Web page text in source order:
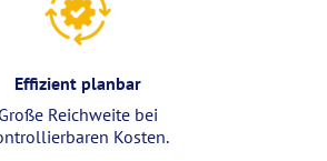
Effizient planbar
Große Reichweite bei
Kosten.